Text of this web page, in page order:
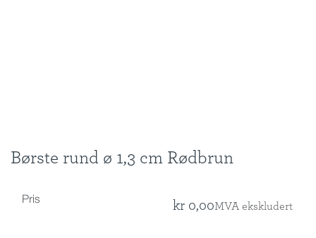
Børste rund ø 1,3 cm Rødbrun
Pris kr 0,00MVA ekskludert